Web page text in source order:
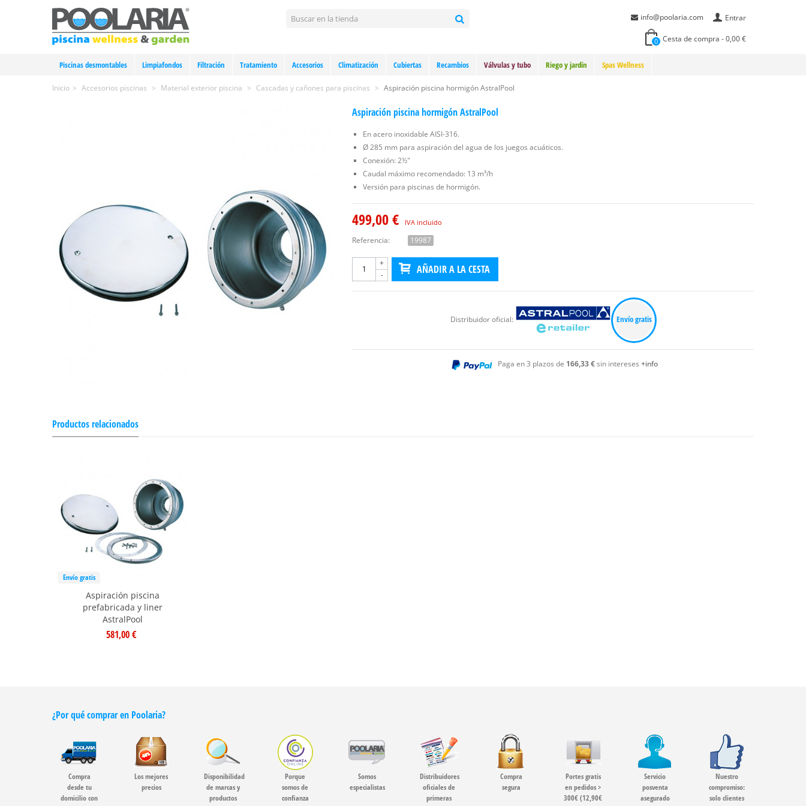
Entrar
info@poolaria.com
0 Cesta de compra -0,00 €
Piscinas desmontables Limpiafondos Filtración Tratamiento Accesorios Climatización Cubiertas Recambios Válvulas y tubo Riego y jardín Spas Wellness
Inicio > Accesorios piscinas > Material exterior piscina > Cascadas y cañones para piscinas > Aspiración piscina hormigón AstralPool
Aspiración piscina hormigón AstralPool
En acero inoxidable AISI-316.
Ø 285 mm para aspiración del agua de los juegos acuáticos.
Conexión: 2½"
Caudal máximo recomendado: 13 m³/h
Versión para piscinas de hormigón.
499,00 € IVA incluido
Referencia: 19987
-
+ AÑADIR A LA CESTA
Distribuidor oficial: Envío gratis
Paga en 3 plazos de 166,33 €sin intereses +info
Productos relacionados
Envío gratis
Aspiración piscina
prefabricada y liner
AstralPool
581,00 €
¿Por qué comprar en Poolaria?
Compra
desde tu
domicilio con
Los mejores
precios
Disponibilidad
de marcas y
productos
Porque
somos de
confianza
Somos
especialistas
Distribuidores
oficiales de
primeras
Compra
segura
Portes gratis
en pedidos >
300€ (12,90€
Servicio
posventa
asegurado
Nuestro
compromiso:
solo clientes